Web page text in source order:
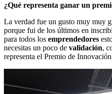
¿Qué representa ganar un
La verdad fue un gusto muy muy
porque fui de los últimos en
para todos los emprendedores
necesitas un poco de validación,
representa el Premio de